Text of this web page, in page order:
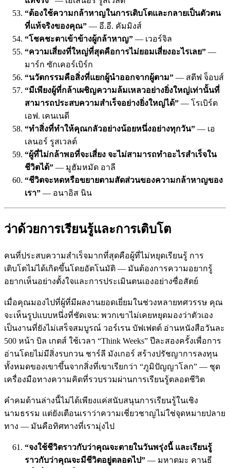
“ต้องใช้ความกล้าหาญในการเติบโตและกลายเป็นตัวตน
ที่แท้จริงของคุณ” — อี.อี. คัมมิงส์
“โชคชะตาเข้าข้างผู้กล้าหาญ” — เวอร์จิล
“ความเสี่ยงที่ใหญ่ที่สุดคือการไม่ยอมเสี่ยงอะไรเลย” —
มาร์ก ซักเคอร์เบิร์ก
“นวัตกรรมคือสิ่งที่แยกผู้นำออกจากผู้ตาม” — สตีฟ จ็อบส์
“มีเพียงผู้ที่กล้าเผชิญความล้มเหลวอย่างยิ่งใหญ่เท่านั้นที่
สามารถประสบความสำเร็จอย่างยิ่งใหญ่ได้” — โรเบิร์ต
เอฟ. เคนเนดี
“ทำสิ่งที่ทำให้คุณกลัวอย่างน้อยหนึ่งอย่างทุกวัน” — เอ
เลนอร์ รูสเวลต์
“ผู้ที่ไม่กล้าพอที่จะเสี่ยง จะไม่สามารถทำอะไรสำเร็จใน
ชีวิตได้” — มูฮัมหมัด อาลี
“ชีวิตจะหดหรือขยายตามสัดส่วนของความกล้าหาญของ
เรา” — อนาอิส นิน
ว่าด้วยการเรียนรู้และการเติบโต
คนที่ประสบความสำเร็จมากที่สุดคือผู้ที่ไม่หยุดเรียนรู้ การ
เติบโตไม่ได้เกิดขึ้นโดยอัตโนมัติ — มันต้องการความอยากรู้
อยากเห็นอย่างตั้งใจและการประเมินตนเองอย่างซื่อสัตย์
เมื่อคุณมองไปที่ผู้ที่มีผลงานยอดเยี่ยมในช่วงหลายทศวรรษ คุณ
จะเห็นรูปแบบหนึ่งที่ชัดเจน: พวกเขาไม่เคยหยุดมองว่าตัวเอง
เป็นงานที่ยังไม่เสร็จสมบูรณ์ วอร์เรน บัฟเฟตต์ อ่านหนังสือวันละ
500 หน้า บิล เกตส์ ใช้เวลา “Think Weeks” ปีละสองครั้งเพื่อการ
อ่านโดยไม่มีสิ่งรบกวน ชาร์ลี มังเกอร์ สร้างปรัชญาการลงทุน
ทั้งหมดของเขาขึ้นจากสิ่งที่เขาเรียกว่า “ภูมิปัญญาโลก” — ชุด
เครื่องมือทางความคิดที่รวบรวมผ่านการเรียนรู้ตลอดชีวิต
คำคมด้านล่างนี้ไม่ได้เพียงแค่สนับสนุนการเรียนรู้ในเชิง
นามธรรม แต่ยังเตือนเราว่าความเชี่ยวชาญไม่ใช่จุดหมายปลาย
ทาง — มันคือทิศทางที่เรามุ่งไป
“จงใช้ชีวิตราวกับว่าคุณจะตายในวันพรุ่งนี้ และเรียนรู้
ราวกับว่าคุณจะมีชีวิตอยู่ตลอดไป” — มหาตมะ คานธี